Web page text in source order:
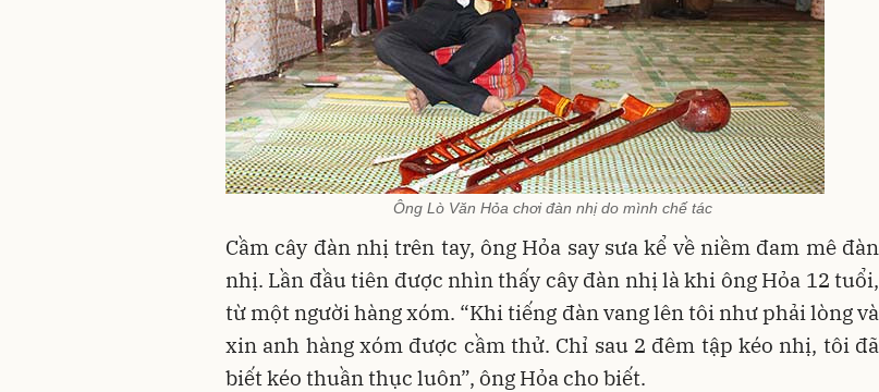
Ông Lò Văn Hỏa chơi đàn nhị do mình chế tác
Cầm cây đàn nhị trên tay, ông Hỏa say sưa kể về niềm đam mê đàn
nhị. Lần đầu tiên được nhìn thấy cây đàn nhị là khi ông Hỏa 12 tuổi,
từ một người hàng xóm. “Khi tiếng đàn vang lên tôi như phải lòng và
xin anh hàng xóm được cầm thử. Chỉ sau 2 đêm tập kéo nhị, tôi đã
biết kéo thuần thục luôn”, ông Hỏa cho biết.